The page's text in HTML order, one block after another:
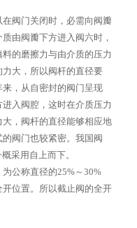
阀门关闭时，必需向阀瓣
由阀瓣下方进入阀六时，
的磨擦力与由介质的压力
大，所以阀杆的直径要
，从自密封的阀门呈现
入阀腔，这时在介质压力
，阀杆的直径能够相应地
阀门也较紧密。我国阀
采用自上而下。
公称直径的25%～30%
位置。所以截止阀的全开